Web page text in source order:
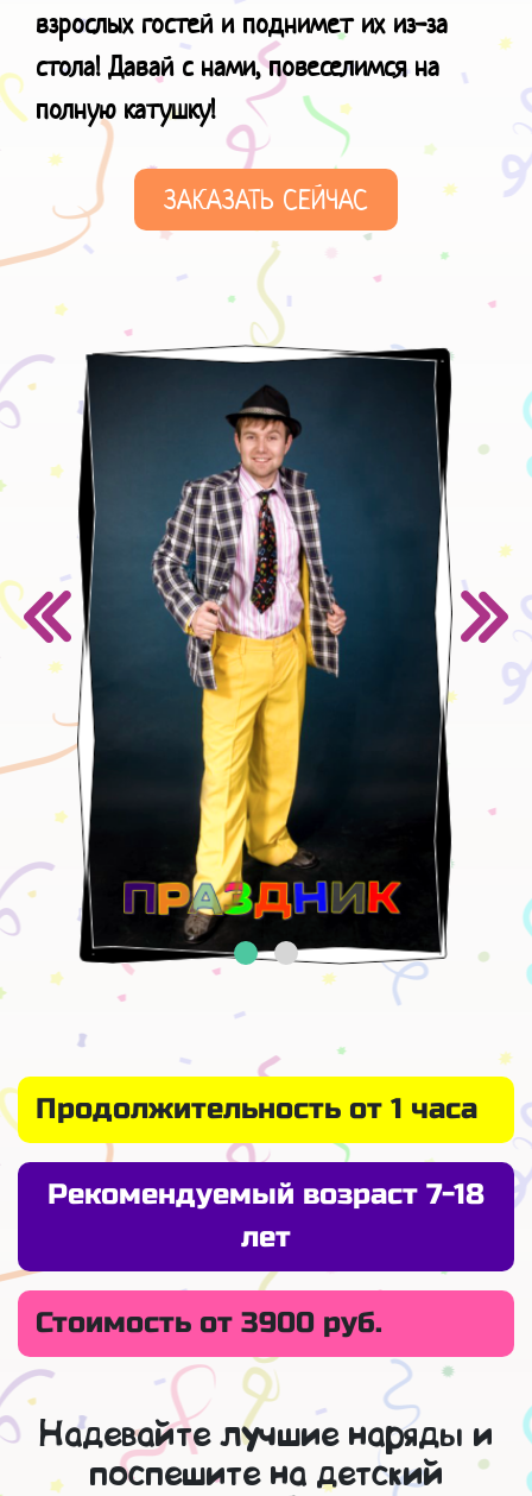
взрослых гостей и поднимет их из-за
стола! Давай с нами, повеселимсяна
полную катушку!
ЗАКАЗАТЬ СЕЙЧАС
Продолжительность от 1 часа
Рекомендуемый возраст 7-18
лет
Стоимость от 3900 руб.
Надевайте лучшие наряды и
поспешите на детский